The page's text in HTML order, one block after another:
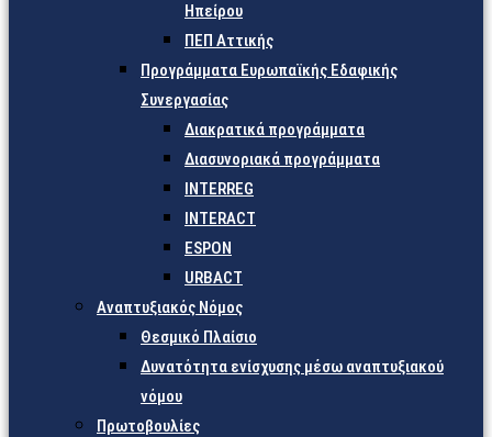
Ηπείρου
ΠΕΠ Αττικής
Προγράμματα Ευρωπαϊκής Εδαφικής
Συνεργασίας
Διακρατικά προγράμματα
Διασυνοριακά προγράμματα
INTERREG
INTERACT
ESPON
URBACT
Αναπτυξιακός Νόμος
Θεσμικό Πλαίσιο
Δυνατότητα ενίσχυσης μέσω αναπτυξιακού
νόμου
Πρωτοβουλίες